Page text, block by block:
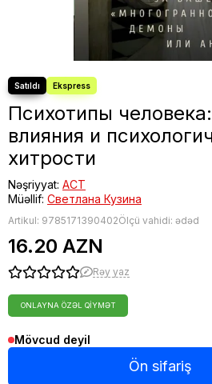
Психотипы
влияния и
хитрости
Nəşriyyat: АСТ
Müəllif: Светлана Кузина
Artikul: 9785171390402Ölçü vahidi: ədəd
16.20 AZN
Rəy yaz
ONLAYNA ÖZƏL QIYMƏT
Mövcud deyil
Ön sifariş